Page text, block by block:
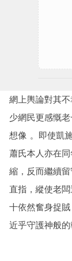
網上輿論對其
少網民更感慨
想像 。即使凱
蕭氏本人亦在
縮，反而繼續
直指，縱使老
十依然奮身捉
近乎守護神般的